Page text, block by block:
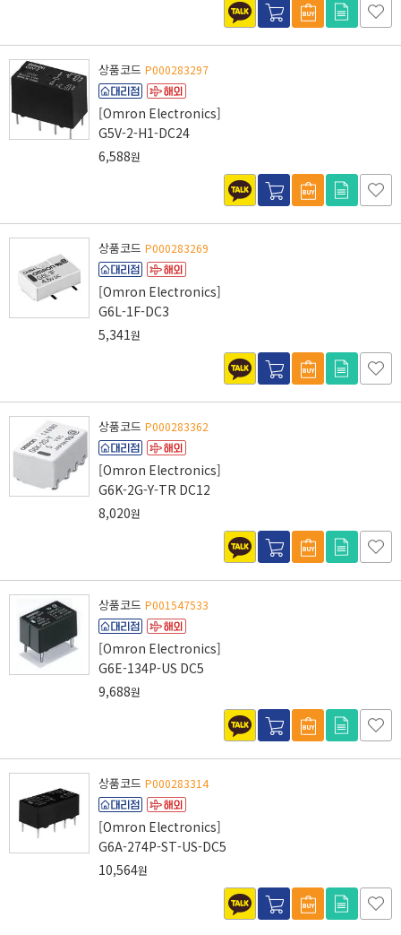
상품코드 P000283297
[Omron Electronics]
G5V-2-H1-DC24
6,588원
상품코드 P000283269
[Omron Electronics]
G6L-1F-DC3
5,341원
상품코드 P000283362
[Omron Electronics]
G6K-2G-Y-TR DC12
8,020원
상품코드 P001547533
[Omron Electronics]
G6E-134P-US DC5
9,688원
상품코드 P000283314
[Omron Electronics]
G6A-274P-ST-US-DC5
10,564원